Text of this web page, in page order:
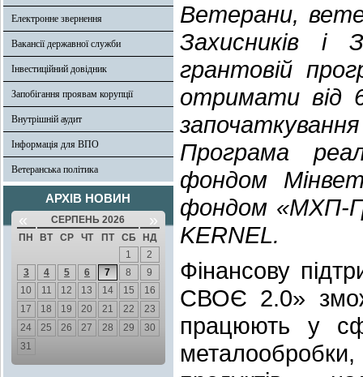
Електронне звернення
Вакансії державної служби
Інвестиційний довідник
Запобігання проявам корупції
Внутрішній аудит
Інформація для ВПО
Ветеранська політика
АРХІВ НОВИН
« СЕРПЕНЬ 2026 »
ПН ВТ СР ЧТ ПТ СБ
НД
1
2
3
4 5 6 7 8
9
10
11 12 13 14 15
16
17
18 19 20 21 22
23
24
25 26 27 28 29
30
31
Ветерани,
Захисників
грантовій
отримати від
Програма
фондом
фондом «МХП-
KERNEL.
Фінансову
СВОЄ 2.0»
працюють у